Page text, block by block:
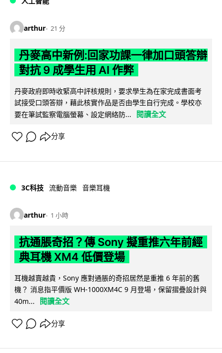
arthur 21 分
丹麥高中新例:回家功課一律加口頭答辯
對抗 9 成學生用 AI 作弊
丹麥政府即時收緊高中評核規則，要求學生為在家完成書面考
試接受口頭答辯，藉此核實作品是否由學生自行完成。學校亦
要在筆試監察電腦螢幕、設定網絡防...
閱讀全文
分享
3C科技 流動音樂 音樂耳機
arthur 1 小時
抗通脹奇招？傳 Sony 擬重推六年前經
典耳機 XM4 低價登場
耳機越賣越貴，Sony 應對通脹的奇招居然是重推 6 年前的舊
機？ 消息指平價版 WH-1000XM4C 9 月登場，保留摺疊設計與
40m...
閱讀全文
分享